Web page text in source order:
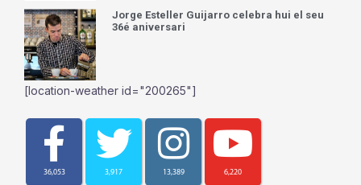
Jorge Esteller Guijarro celebra hui el seu
36é aniversari
[location-weather id="200265"]
36,053 3,917 13,389 6,220